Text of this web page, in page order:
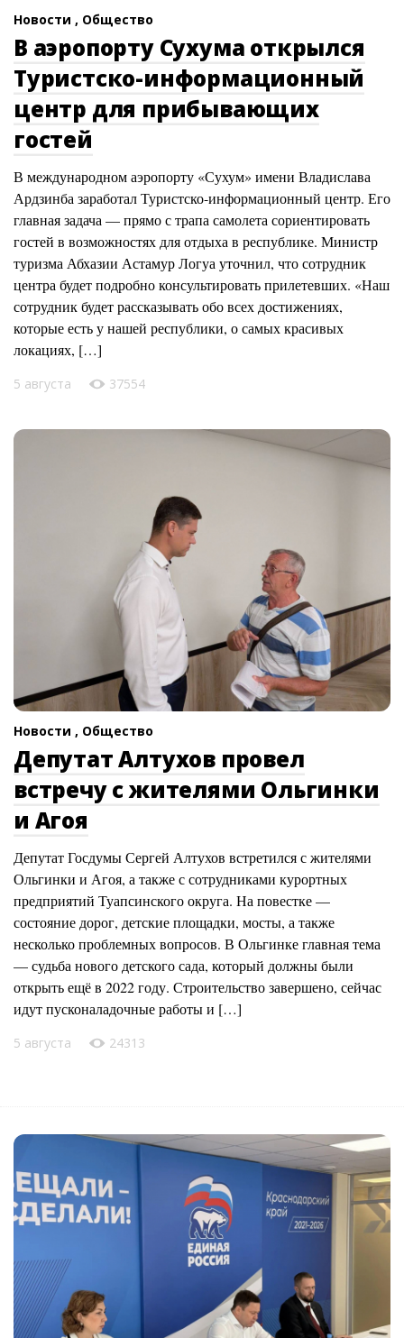
Новости , Общество
В аэропорту Сухума открылся
Туристско-информационный
центр для прибывающих
гостей
В международном аэропорту «Сухум» имени Владислава
Ардзинба заработал Туристско-информационный центр. Его
главная задача — прямо с трапа самолета сориентировать
гостей в возможностях для отдыха в республике. Министр
туризма Абхазии Астамур Логуа уточнил, что сотрудник
центра будет подробно консультировать прилетевших. «Наш
сотрудник будет рассказывать обо всех достижениях,
которые есть у нашей республики, о самых красивых
локациях, […]
5 августа 37554
Новости , Общество
Депутат Алтухов провел
встречу с жителями Ольгинки
и Агоя
Депутат Госдумы Сергей Алтухов встретился с жителями
Ольгинки и Агоя, а также с сотрудниками курортных
предприятий Туапсинского округа. На повестке —
состояние дорог, детские площадки, мосты, а также
несколько проблемных вопросов. В Ольгинке главная тема
— судьба нового детского сада, который должны были
открыть ещё в 2022 году. Строительство завершено, сейчас
идут пусконаладочные работы и […]
5 августа 24313